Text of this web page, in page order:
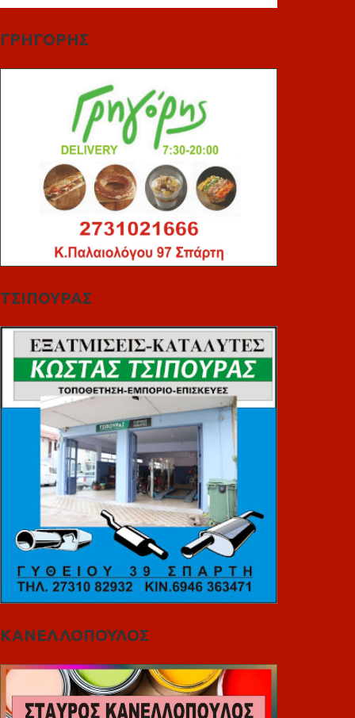
ΓΡΗΓΟΡΗΣ
ΤΣΙΠΟΥΡΑΣ
ΚΑΝΕΛΛΟΠΟΥΛΟΣ